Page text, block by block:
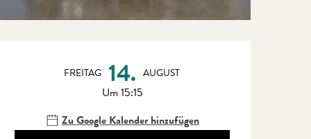
Öffnungszeiten &
FREITAG 14. AUGUST
Um 15:15
Zu Google Kalender hinzufügen